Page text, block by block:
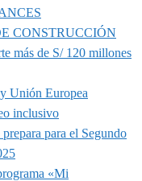
CONSTRUCCIÓN
más de S/ 120 millones
Unión Europea
inclusivo
para el Segundo
«Mi